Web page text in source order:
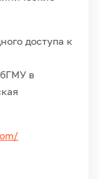
доступа к
в